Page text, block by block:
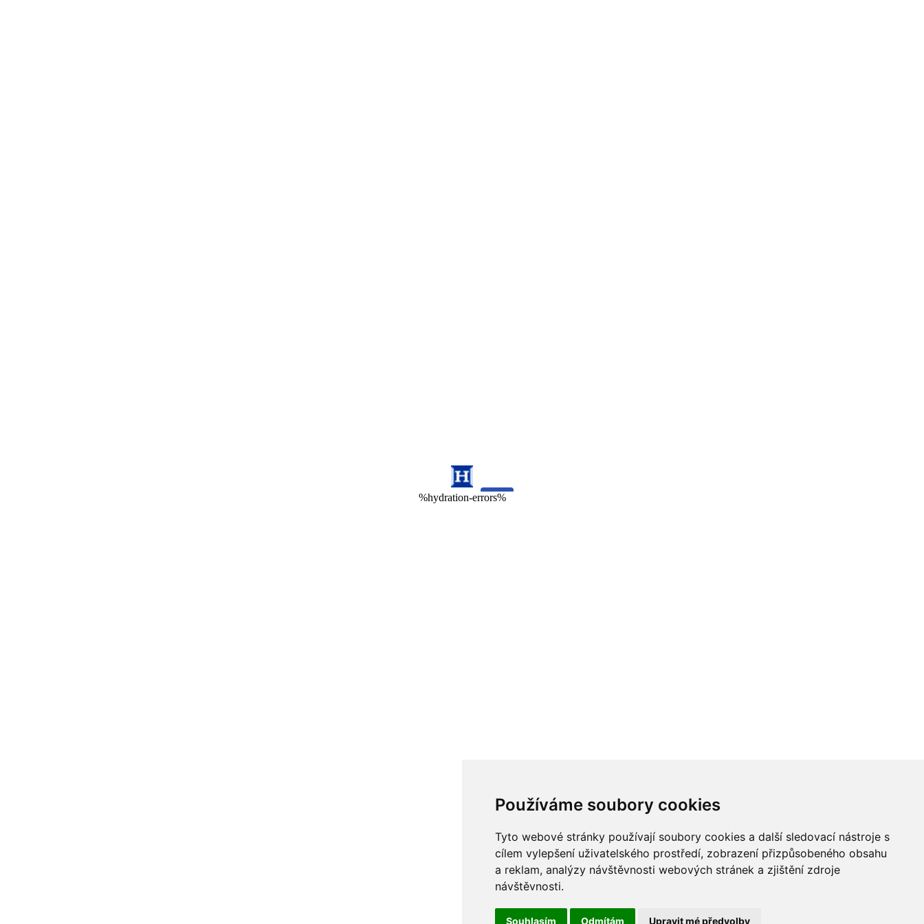
Používáme soubory cookies
Tyto webové stránky používají soubory cookies a další sledovací nástroje s
cílem vylepšení uživatelského prostředí, zobrazení přizpůsobeného obsahu
a reklam, analýzy návštěvnosti webových stránek a zjištění zdroje
návštěvnosti.
Souhlasím Odmítám Upravit mé předvolby
%hydration-errors%